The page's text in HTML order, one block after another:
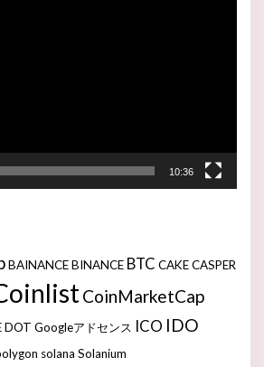
10:36
BAINANCEBINANCE BTC CAKECASPER
CoinMarketCap
DOT Googleアドセンス ICO IDO
solana Solanium